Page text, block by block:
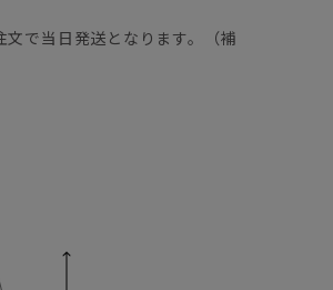
で当日発送となります。（補